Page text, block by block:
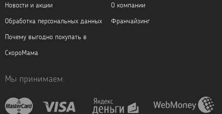
Новости и акции
О компании
Обработка персональных данных
Франчайзинг
Почему выгодно покупать в
СкороМама
Мы принимаем: